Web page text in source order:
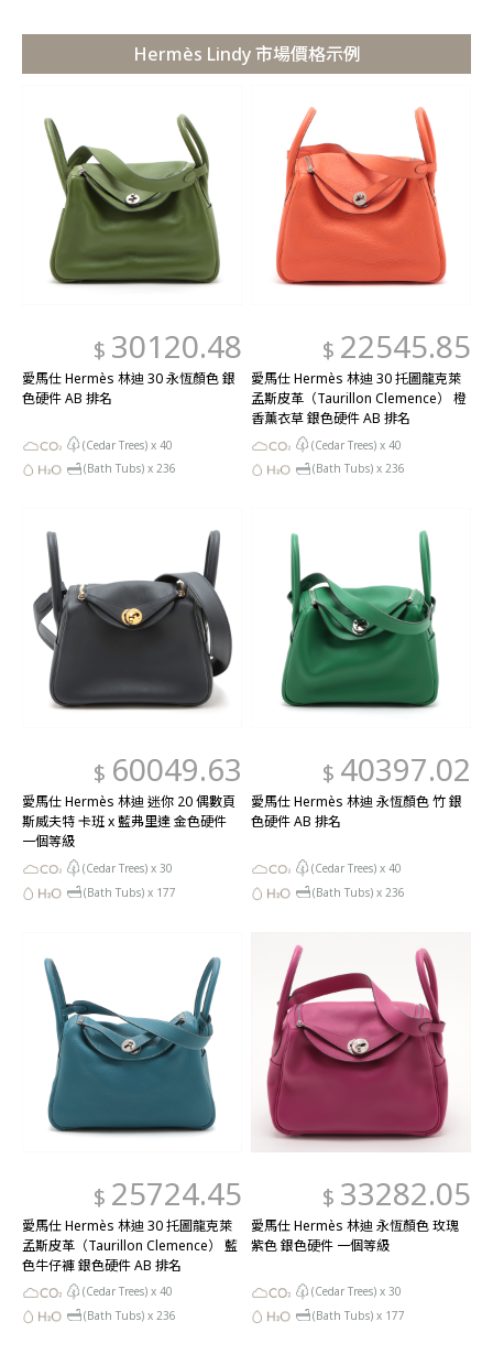
Hermès Lindy 市場價格示例
$ 30120.48
愛馬仕 Hermès 林迪 30 永恆顏色 銀
色硬件 AB 排名
(Cedar Trees) x 40
(Bath Tubs) x 236
$ 22545.85
愛馬仕 Hermès 林迪 30 托圖龍克萊
孟斯皮革（Taurillon Clemence） 橙
香薰衣草 銀色硬件 AB 排名
(Cedar Trees) x 40
(Bath Tubs) x 236
$ 60049.63
愛馬仕 Hermès 林迪 迷你 20 偶數頁
斯威夫特 卡班 x 藍弗里達 金色硬件
一個等級
(Cedar Trees) x 30
(Bath Tubs) x 177
$ 40397.02
愛馬仕 Hermès 林迪 永恆顏色 竹 銀
色硬件 AB 排名
(Cedar Trees) x 40
(Bath Tubs) x 236
$ 25724.45
愛馬仕 Hermès 林迪 30 托圖龍克萊
孟斯皮革（Taurillon Clemence） 藍
色牛仔褲 銀色硬件 AB 排名
(Cedar Trees) x 40
(Bath Tubs) x 236
$ 33282.05
愛馬仕 Hermès 林迪 永恆顏色 玫瑰
紫色 銀色硬件 一個等級
(Cedar Trees) x 30
(Bath Tubs) x 177